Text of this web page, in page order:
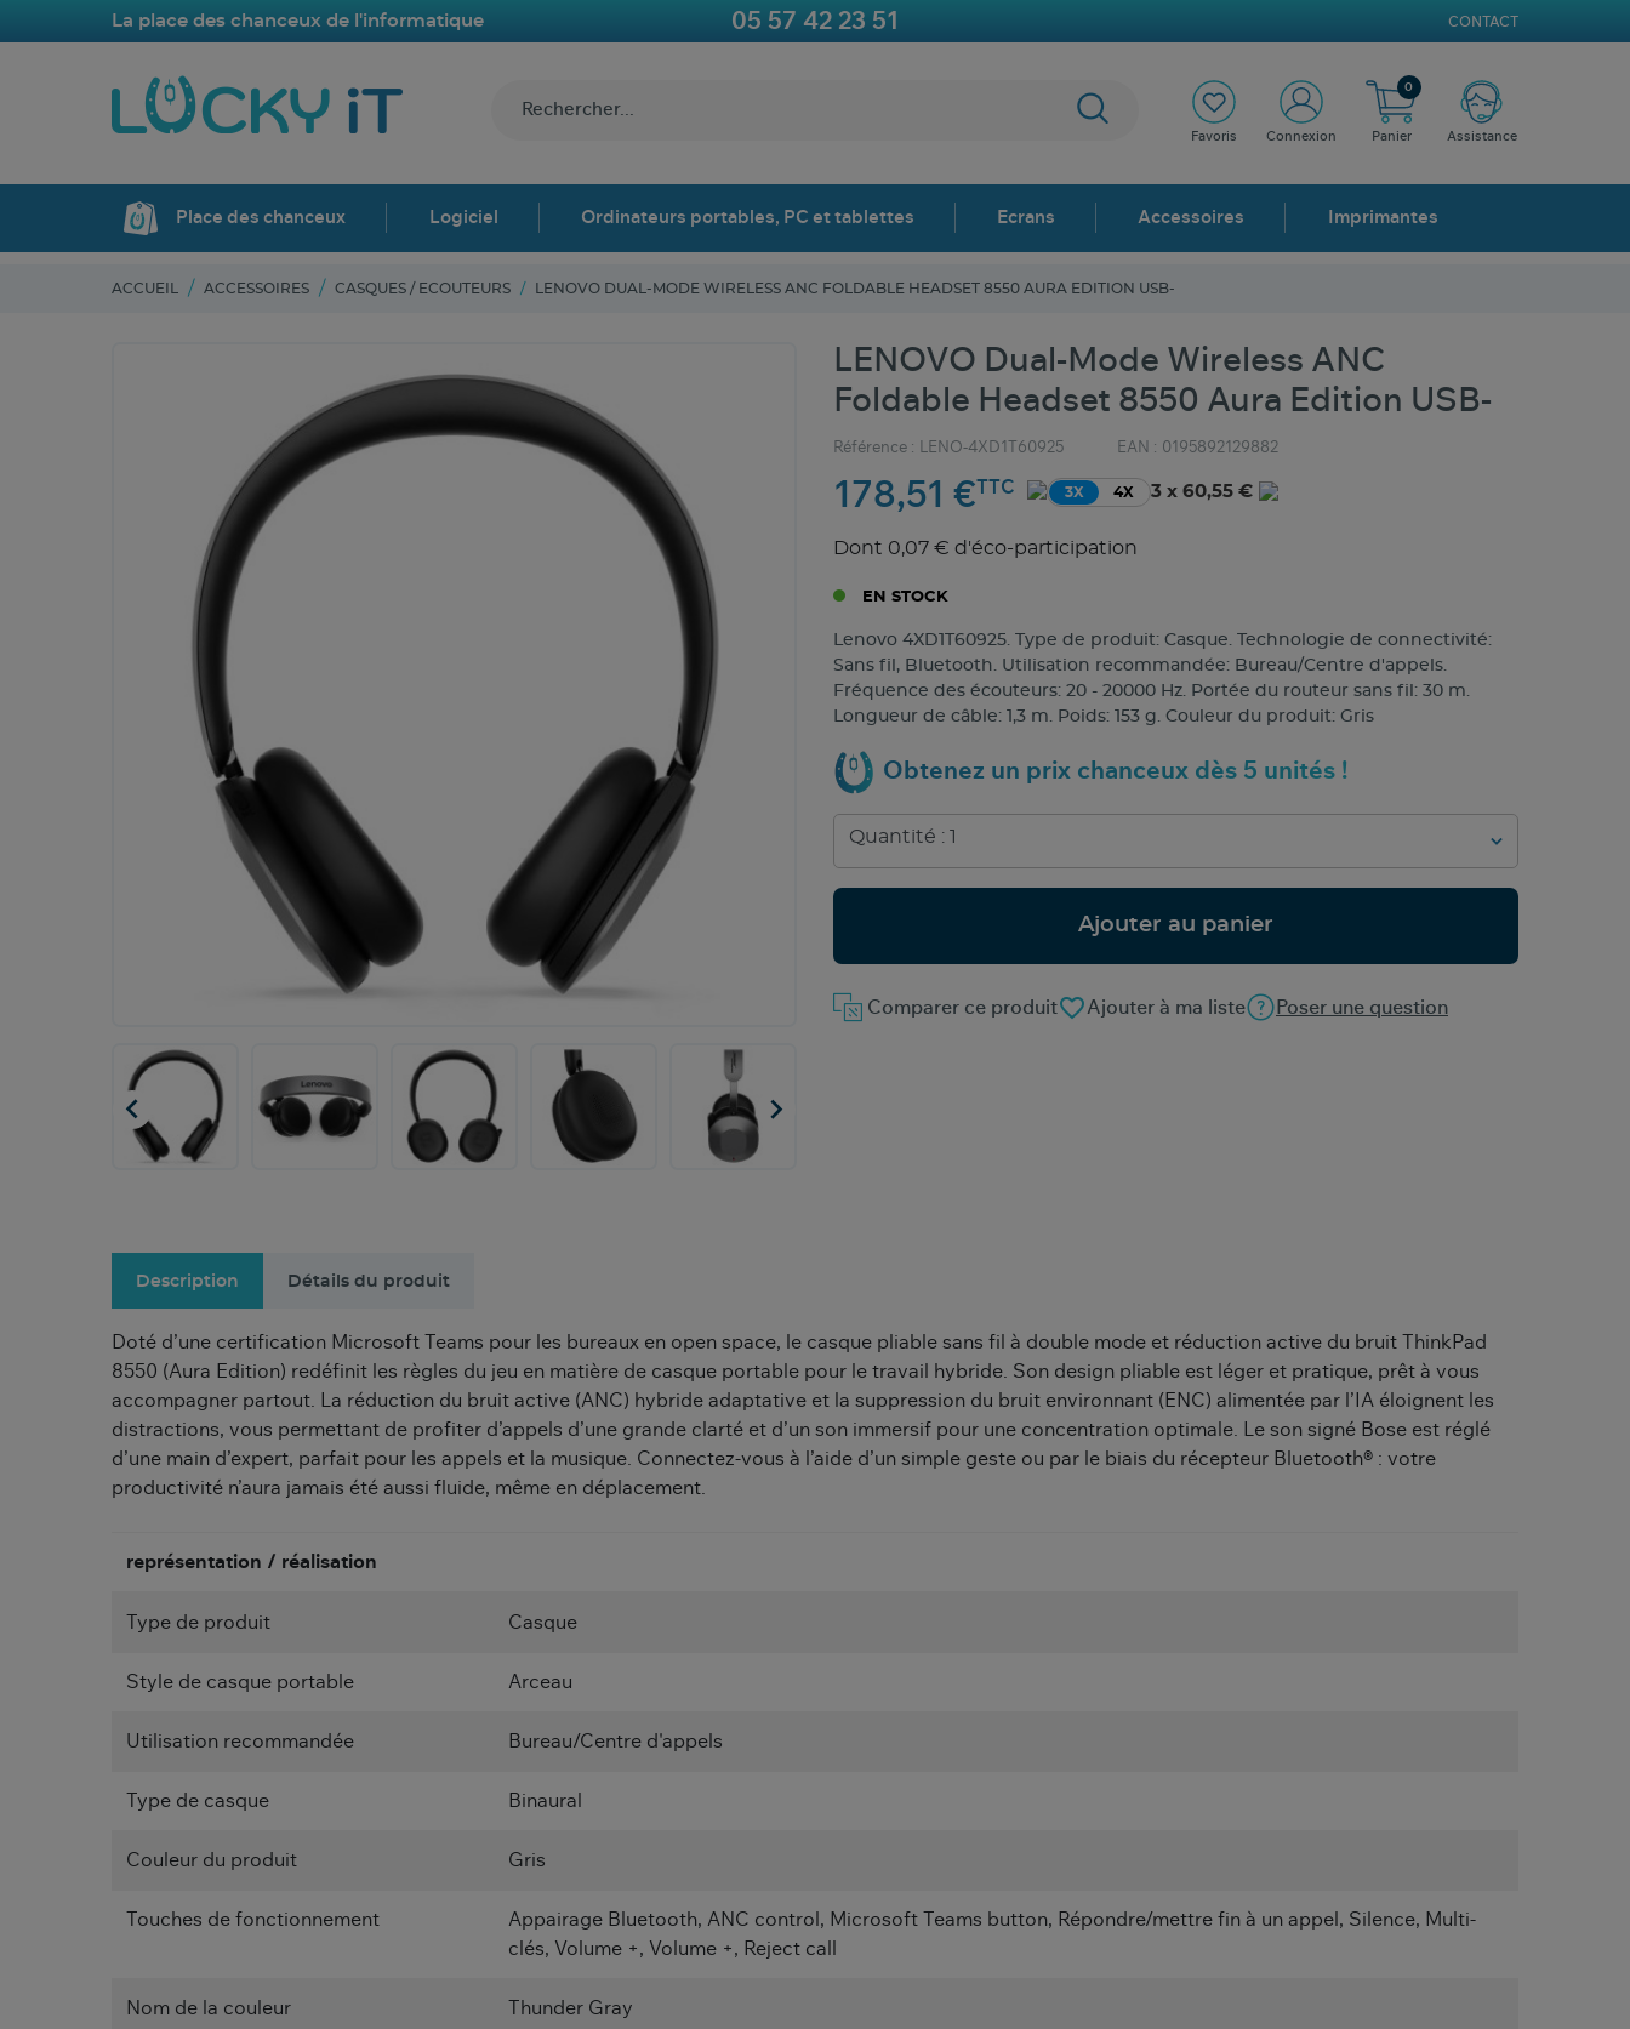
La place des chanceux de l'informatique 05 57 42 23 51 CONTACT
Favoris Connexion Panier
0
Assistance
Place des chanceux Logiciel Ordinateurs portables, PC et tablettes Ecrans Accessoires Imprimantes
ACCUEIL ACCESSOIRES CASQUES / ECOUTEURS LENOVO DUAL-MODE WIRELESS ANC FOLDABLE HEADSET 8550 AURA EDITION USB-
 
LENOVO Dual-Mode Wireless ANC
Foldable Headset 8550 Aura Edition USB-
Référence : LENO-4XD1T60925 EAN : 0195892129882
178,51 €TTC 3X 4X 3 x 60,55 €
Dont 0,07 € d'éco-participation
EN STOCK
Lenovo 4XD1T60925. Type de produit: Casque. Technologie de connectivité:
Sans fil, Bluetooth. Utilisation recommandée: Bureau/Centre d'appels.
Fréquence des écouteurs: 20 - 20000 Hz. Portée du routeur sans fil: 30 m.
Longueur de câble: 1,3 m. Poids: 153 g. Couleur du produit: Gris
Obtenez un prix chanceux dès 5 unités !
Ajouter au panier
favorite_borderAjouter à ma liste Poser une question
Comparer ce produit
Description Détails du produit
Doté d’une certification Microsoft Teams pour les bureaux en open space, le casque pliable sans fil à double mode et réduction active du bruit ThinkPad
8550 (Aura Edition) redéfinit les règles du jeu en matière de casque portable pour le travail hybride. Son design pliable est léger et pratique, prêt à vous
accompagner partout. La réduction du bruit active (ANC) hybride adaptative et la suppression du bruit environnant (ENC) alimentée par l’IA éloignent les
distractions, vous permettant de profiter d’appels d’une grande clarté et d’un son immersif pour une concentration optimale. Le son signé Bose est réglé
d’une main d’expert, parfait pour les appels et la musique. Connectez-vous à l’aide d’un simple geste ou par le biais du récepteur Bluetooth® : votre
productivité n’aura jamais été aussi fluide, même en déplacement.
représentation / réalisation
Type de produit Casque
Style de casque portable Arceau
Utilisation recommandée Bureau/Centre d'appels
Type de casque Binaural
Couleur du produit Gris
Touches de fonctionnement
Appairage Bluetooth, ANC control, Microsoft Teams button, Répondre/mettre fin à un appel, Silence, Multi-
clés, Volume +, Volume +, Reject call
Nom de la couleur Thunder Gray